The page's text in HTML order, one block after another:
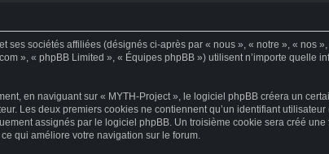
sociétés affiliées (désignés ci-après par « nous », « notre », « nos
», « phpBB Limited », « Équipes phpBB ») utilisent n’importe quelle
en naviguant sur « MYTH-Project », le logiciel phpBB créera un
Les deux premiers cookies ne contiennent qu’un identifiant
assignés par le logiciel phpBB. Un troisième cookie sera créé
qui améliore votre navigation sur le forum.